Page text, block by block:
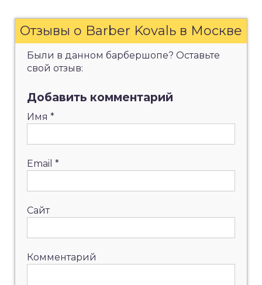
Отзывы о Barber Kovalь в Москве
Были в данном барбершопе? Оставьте
свой отзыв:
Добавить комментарий
Имя *
Email *
Сайт
Комментарий